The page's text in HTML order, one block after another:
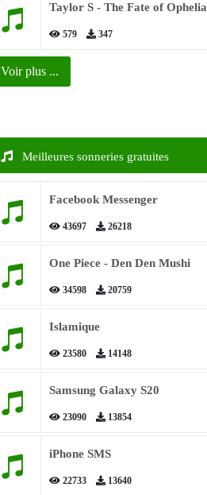
Taylor S - The Fate of Ophelia
579 347
Voir plus ...
Meilleures sonneries gratuites
Facebook Messenger
43697 26218
One Piece - Den Den Mushi
34598 20759
Islamique
23580 14148
Samsung Galaxy S20
23090 13854
iPhone SMS
22733 13640